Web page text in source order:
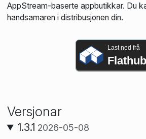
AppStream-baserte appbutikkar. Du
handsamaren i distribusjonen din.
Last ned frå
Flathub
Versjonar
1.3.1 2026-05-08